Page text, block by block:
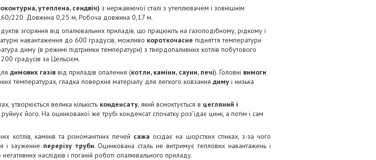
утеплена, сендвіч) з нержавіючої сталі з утеплювачем і зовнішнім
220. Довжина 0,25 м, Робоча довжина 0,17 м.
згоряння від опалювальних приладів, що працюють на газоподібному, рідкому і
навантаження до 600 градусів, можливо короткочасне підняття температури
диму (в режимі підтримки температури) з твердопаливних котлів побутового
градусів за Цельсієм.
димових газів від приладів опалення (котли, каміни, сауни, печі). Головні вимоги
температурах, гладка поверхня матеріалу для легкого ковзання диму і низька
утворюється велика кількість конденсату , який всмоктується в цегляний і
його. На оцинкованої же трубі конденсат спочатку роз'їдає цинк, а потім і сам
котлів, камінів та різноманітних печей сажа осідає на шорстких стінках, з-за чого
і заужение перерізу труби. Оцинкована сталь не витримує теплових навантажень і
наслідків і поганій роботі опалювального приладу.